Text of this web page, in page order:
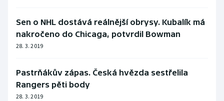
Sen o NHL dostává reálnější obrysy. Kubalík má
nakročeno do Chicaga, potvrdil Bowman
28. 3. 2019
Pastrňákův zápas. Česká hvězda sestřelila
Rangers pěti body
28. 3. 2019